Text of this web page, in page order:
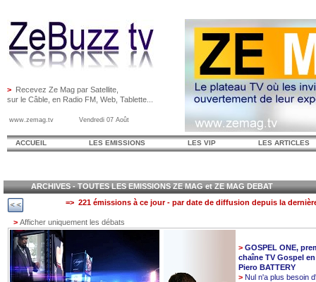
> Recevez Ze Mag par Satellite,
sur le Câble, en Radio FM, Web, Tablette...
www.zemag.tv Vendredi 07 Août
ACCUEIL LES EMISSIONS LES VIP LES ARTICLES
ARCHIVES - TOUTES LES EMISSIONS ZE MAG et ZE MAG DEBAT
=> 221 émissions à ce jour - par date de diffusion depuis la
> Afficher uniquement les débats
> GOSPEL ONE,
chaîne TV Gospel
Piero BATTERY
> Nul n'a plus besoin